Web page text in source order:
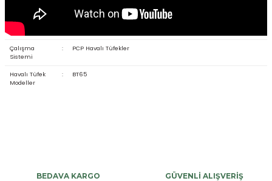
Çalışma
Sistemi
: PCP Havalı Tüfekler
Havalı Tüfek
Modeller
: BT65
BEDAVA KARGO GÜVENLİ ALIŞVERİŞ